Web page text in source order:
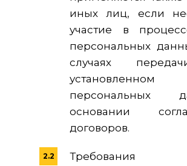
иных лиц, если
участие в
персональных
случаях
персональных
основании
договоров.
Требования